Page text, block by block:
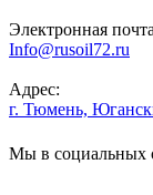
Электронная
Info@rusoil72.ru
Адрес:
г. Тюмень,
Мы в социальных